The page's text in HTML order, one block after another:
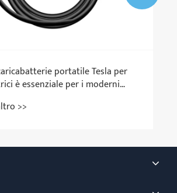
portatile Tesla per
è essenziale per i moderni
>>